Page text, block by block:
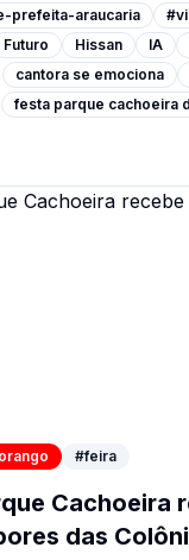
prefeita-araucaria
Futuro
Hissan IA
cantora se emociona
festa parque cachoeira
#feira
Cachoeira
das